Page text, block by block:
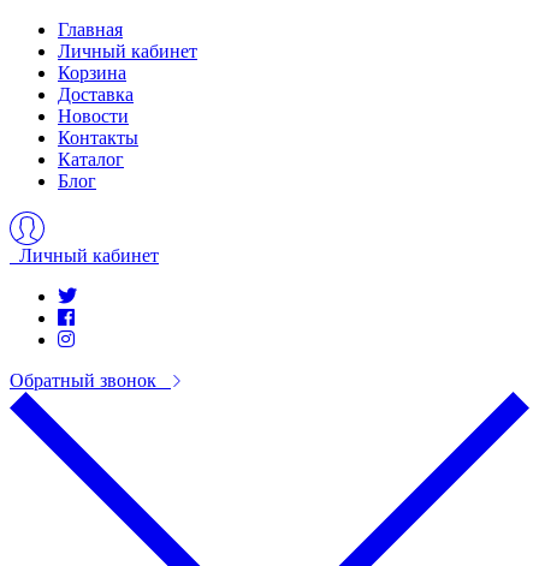
Главная
Личный кабинет
Корзина
Доставка
Новости
Контакты
Каталог
Блог
Личный кабинет
Обратный звонок